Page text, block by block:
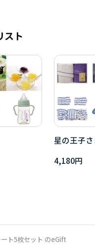
スト
星の王子
4,180円
ト5枚セット のeGift